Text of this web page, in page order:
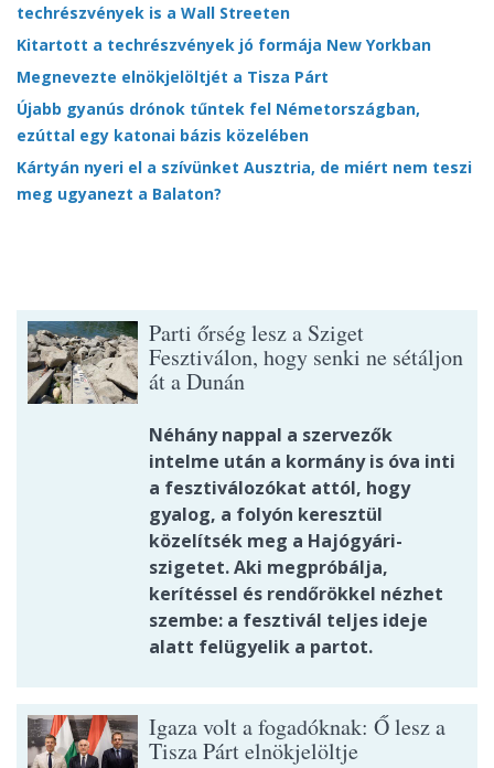
techrészvények is a Wall Streeten
Kitartott a techrészvények jó formája New Yorkban
Megnevezte elnökjelöltjét a Tisza Párt
Újabb gyanús drónok tűntek fel Németországban,
ezúttal egy katonai bázis közelében
Kártyán nyeri el a szívünket Ausztria, de miért nem teszi
meg ugyanezt a Balaton?
Parti őrség lesz a Sziget
Fesztiválon, hogy senki ne sétáljon
át a Dunán
Néhány nappal a szervezők
intelme után a kormány is óva inti
a fesztiválozókat attól, hogy
gyalog, a folyón keresztül
közelítsék meg a Hajógyári-
szigetet. Aki megpróbálja,
kerítéssel és rendőrökkel nézhet
szembe: a fesztivál teljes ideje
alatt felügyelik a partot.
Igaza volt a fogadóknak: Ő lesz a
Tisza Párt elnökjelöltje